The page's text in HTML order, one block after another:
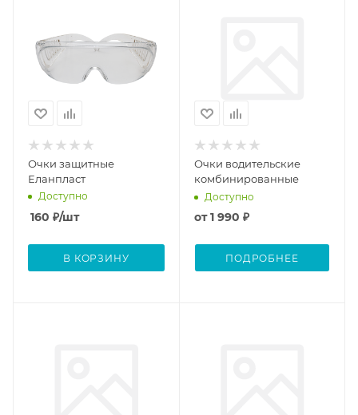
Очки защитные
Еланпласт
Доступно
160 ₽/шт
В КОРЗИНУ
Очки водительские
комбинированные
Доступно
от1 990 ₽
ПОДРОБНЕЕ